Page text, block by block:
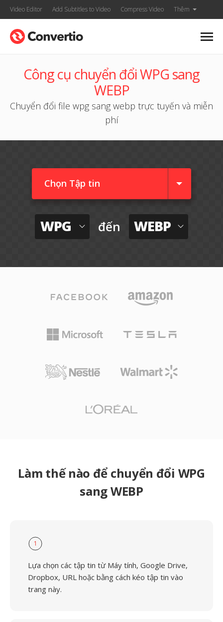
Video Editor Add Subtitles to Video Compress Video Thêm
Công cụ chuyển đổi WPG sang
WEBP
Chuyển đổi file wpg sang webp trực tuyến và miễn
phí
Chọn Tập tin
WPG đến WEBP
Làm thế nào để chuyển đổi WPG
sang WEBP
1
Lựa chọn các tập tin từ Máy tính, Google Drive,
Dropbox, URL hoặc bằng cách kéo tập tin vào
trang này.